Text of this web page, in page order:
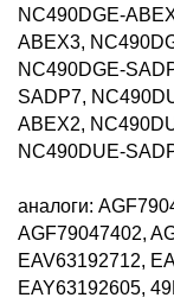
NC490DGE-
ABEX3,
NC490DGE-
SADP7,
ABEX2,
NC490DUE-
аналоги:
AGF79047402,
EAV63192712,
EAY63192605,